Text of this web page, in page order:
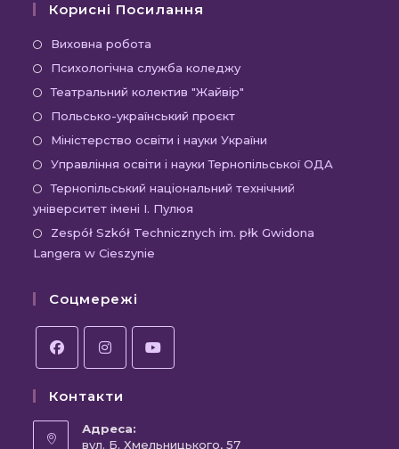
Корисні Посилання
Виховна робота
в
новій
вкладці
Психологічна служба коледжуВідкриється
в
вкладці
Театральний колектив "Жайвір"
новій
вкладці
Польсько-український проєктВідкриється
в
новій
вкладці
Міністерство освіти і науки України
в
новій
Управління освіти і науки Тернопільської ОДА
Тернопільський національний технічний
університет імені І. Пулюя
Zespół Szkół Technicznych im. płk Gwidona
Langera w Cieszynie
Соцмережі
в
новій
вкладці
в
новій
вкладці
новій
вкладці
Контакти
Адреса:
вул. Б. Хмельницького, 57